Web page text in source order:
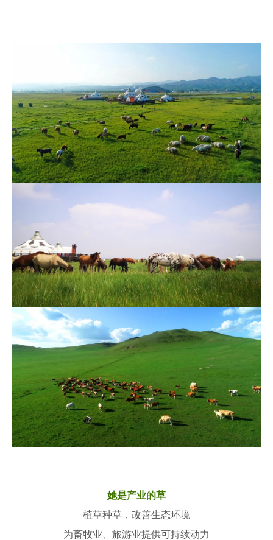
她是产业的草
植草种草，改善生态环境
为畜牧业、旅游业提供可持续动力